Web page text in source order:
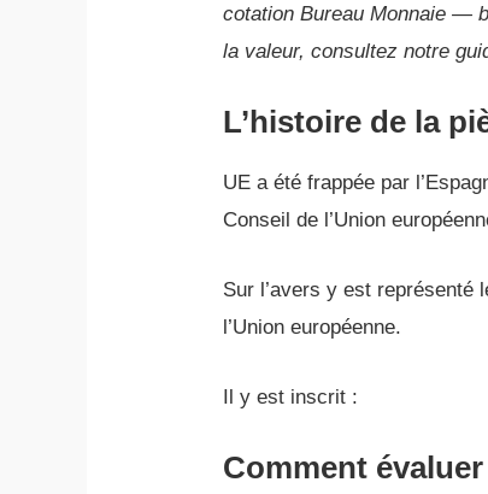
cotation Bureau Monnaie —
la valeur, consultez notre
L’histoire de la
UE a été frappée par
Conseil de l’Union
Sur l’avers y est représenté
l’Union européenne.
Il y est inscrit :
Comment